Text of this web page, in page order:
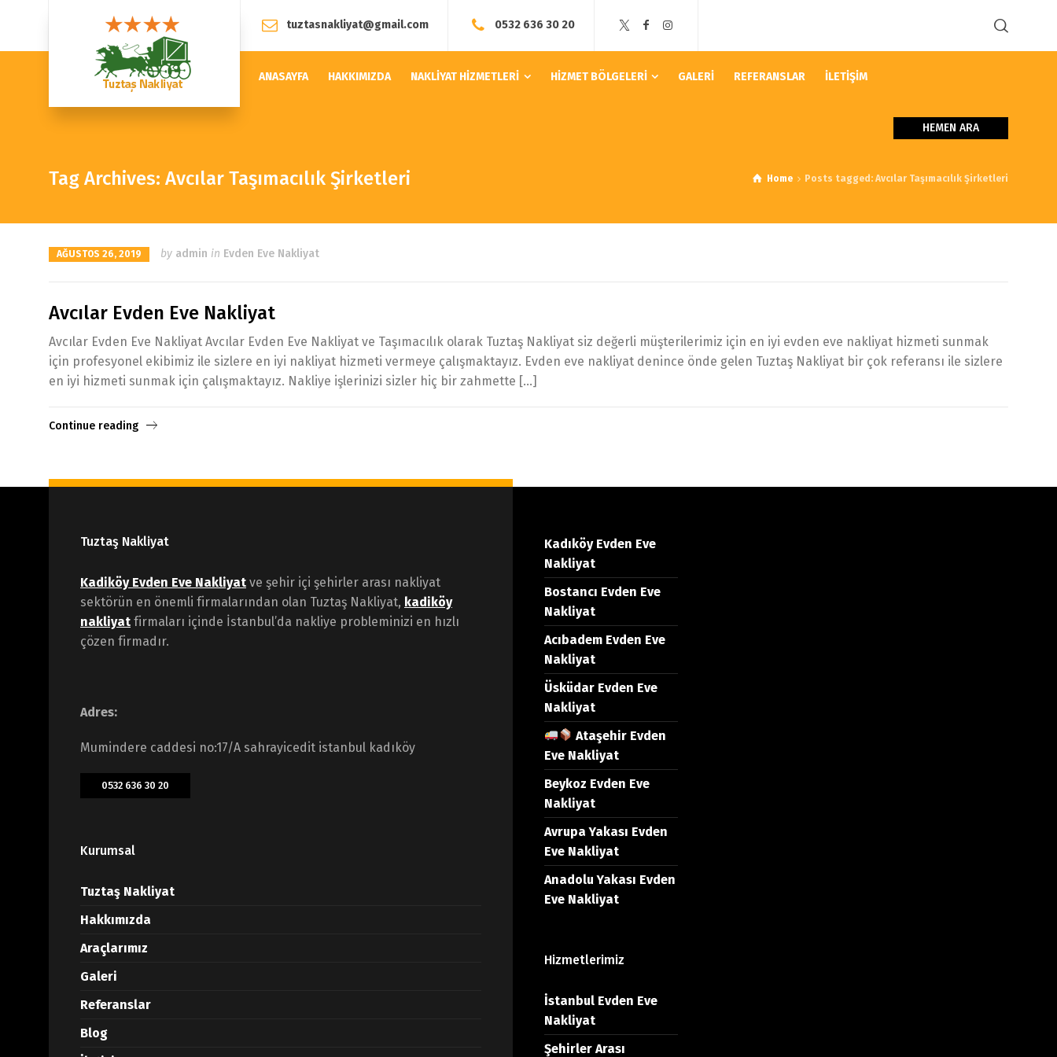
tuztasnakliyat@gmail.com 0532 636 30 20
ANASAYFA HAKKIMIZDA NAKLİYAT HİZMETLERİ HİZMET BÖLGELERİ GALERİ REFERANSLAR İLETİŞİM
HEMEN ARA
Tag Archives: Avcılar Taşımacılık Şirketleri Home Posts tagged: Avcılar Taşımacılık Şirketleri
AĞUSTOS 26, 2019 by admin in Evden Eve Nakliyat
Avcılar Evden Eve Nakliyat
Avcılar Evden Eve Nakliyat Avcılar Evden Eve Nakliyat ve Taşımacılık olarak Tuztaş Nakliyat siz değerli müşterilerimiz için en iyi evden eve nakliyat hizmeti sunmak
için profesyonel ekibimiz ile sizlere en iyi nakliyat hizmeti vermeye çalışmaktayız. Evden eve nakliyat denince önde gelen Tuztaş Nakliyat bir çok referansı ile sizlere
en iyi hizmeti sunmak için çalışmaktayız. Nakliye işlerinizi sizler hiç bir zahmette […]
Continue reading
Tuztaş Nakliyat
Kadiköy Evden Eve Nakliyat ve şehir içi şehirler arası nakliyat
sektörün en önemli firmalarından olan Tuztaş Nakliyat, kadiköy
nakliyat firmaları içinde İstanbul’da nakliye probleminizi en hızlı
çözen firmadır.
Adres:
Mumindere caddesi no:17/A sahrayicedit istanbul kadıköy
0532 636 30 20
Kurumsal
Tuztaş Nakliyat
Hakkımızda
Araçlarımız
Galeri
Referanslar
Blog
Kadıköy Evden Eve
Nakliyat
Bostancı Evden Eve
Nakliyat
Acıbadem Evden Eve
Nakliyat
Üsküdar Evden Eve
Nakliyat
Ataşehir Evden
Eve Nakliyat
Beykoz Evden Eve
Nakliyat
Avrupa Yakası Evden
Eve Nakliyat
Anadolu Yakası Evden
Eve Nakliyat
Hizmetlerimiz
İstanbul Evden Eve
Nakliyat
Şehirler Arası